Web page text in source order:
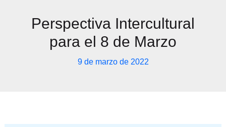
Perspectiva Intercultural
para el 8 de Marzo
9 de marzo de 2022